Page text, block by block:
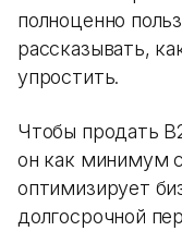
полноценно
рассказывать,
упростить.
Чтобы продать
он как минимум
оптимизирует
долгосрочной